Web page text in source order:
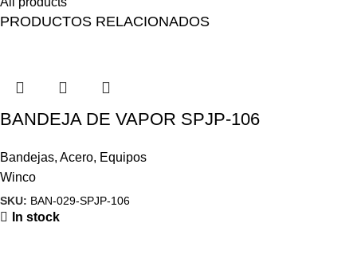
PRODUCTOS RELACIONADOS
BANDEJA DE VAPOR SPJP-106
Bandejas, Acero, Equipos
Winco
SKU: BAN-029-SPJP-106
In stock